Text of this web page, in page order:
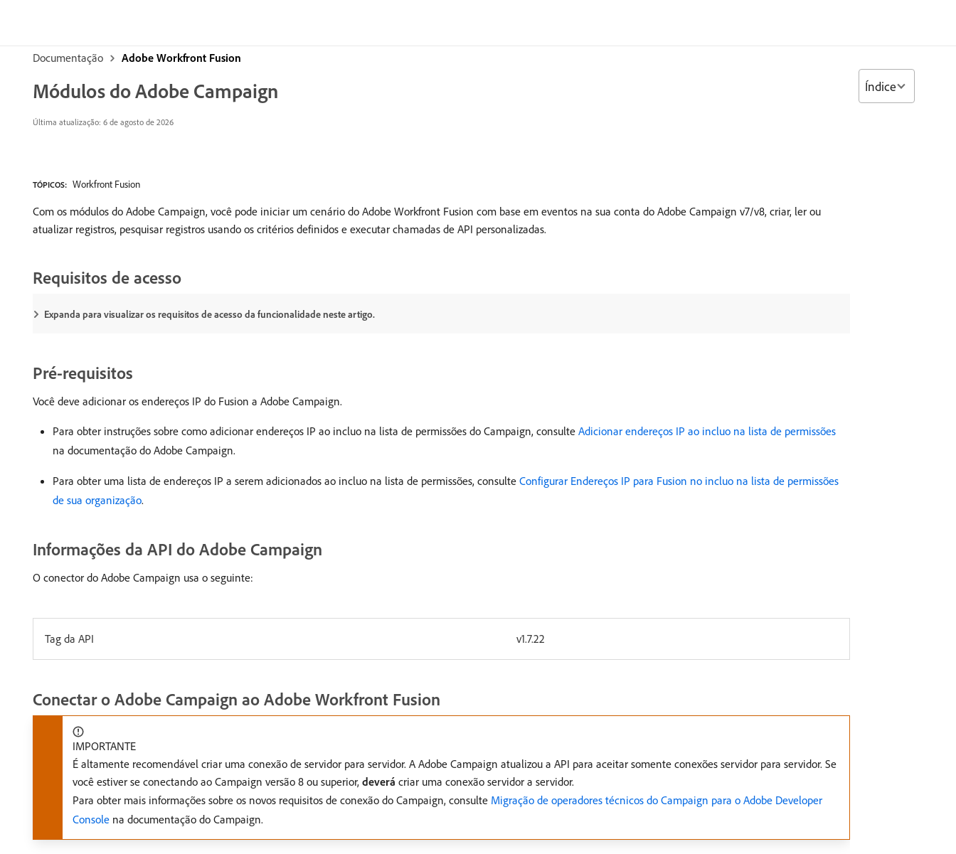
Documentação Adobe Workfront Fusion
Módulos do Adobe Campaign
Última atualização: 6 de agosto de 2026
TÓPICOS: Workfront Fusion
Com os módulos do Adobe Campaign, você pode iniciar um cenário do Adobe Workfront Fusion com base em eventos na sua conta do Adobe Campaign v7/v8, criar, ler ou
atualizar registros, pesquisar registros usando os critérios definidos e executar chamadas de API personalizadas.
Requisitos de acesso
Expanda para visualizar os requisitos de acesso da funcionalidade neste artigo.
Pré-requisitos
Você deve adicionar os endereços IP do Fusion a Adobe Campaign.
Para obter instruções sobre como adicionar endereços IP ao incluo na lista de permissões do Campaign, consulte Adicionar endereços IP ao incluo na lista de permissões
na documentação do Adobe Campaign.
Para obter uma lista de endereços IP a serem adicionados ao incluo na lista de permissões, consulte Configurar Endereços IP para Fusion no incluo na lista de permissões
de sua organização.
Informações da API do Adobe Campaign
O conector do Adobe Campaign usa o seguinte:
Tag da API v1.7.22
Conectar o Adobe Campaign ao Adobe Workfront Fusion
IMPORTANTE
É altamente recomendável criar uma conexão de servidor para servidor. A Adobe Campaign atualizou a API para aceitar somente conexões servidor para servidor. Se
você estiver se conectando ao Campaign versão 8 ou superior, deverá criar uma conexão servidor a servidor.
Para obter mais informações sobre os novos requisitos de conexão do Campaign, consulte Migração de operadores técnicos do Campaign para o Adobe Developer
Console na documentação do Campaign.
Índice